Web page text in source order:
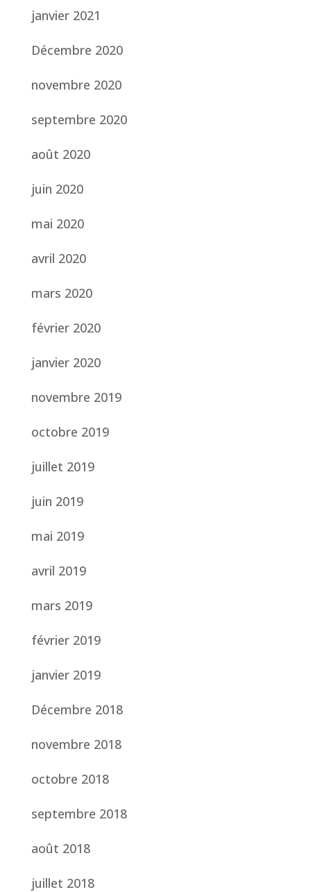
janvier 2021
Décembre 2020
novembre 2020
septembre 2020
août 2020
juin 2020
mai 2020
avril 2020
mars 2020
février 2020
janvier 2020
novembre 2019
octobre 2019
juillet 2019
juin 2019
mai 2019
avril 2019
mars 2019
février 2019
janvier 2019
Décembre 2018
novembre 2018
octobre 2018
septembre 2018
août 2018
juillet 2018